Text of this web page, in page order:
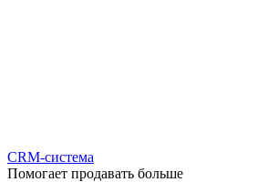
CRM-система
Помогает продавать больше